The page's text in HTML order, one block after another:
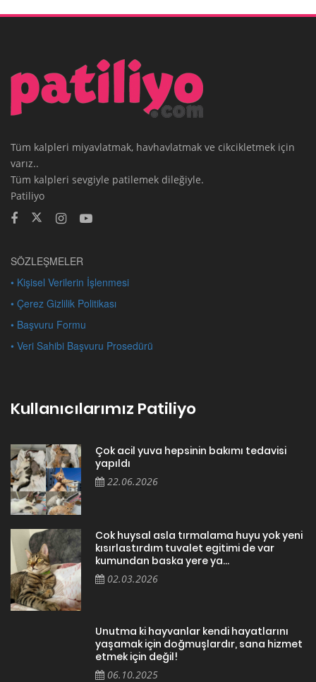
Tüm kalpleri miyavlatmak, havhavlatmak ve cikcikletmek için
varız..
Tüm kalpleri sevgiyle patilemek dileğiyle.
Patiliyo
SÖZLEŞMELER
• Kişisel Verilerin İşlenmesi
• Çerez Gizlilik Politikası
• Başvuru Formu
• Veri Sahibi Başvuru Prosedürü
Kullanıcılarımız Patiliyo
Çok acil yuva hepsinin bakımı tedavisi
yapıldı
22.06.2026
Cok huysal asla tırmalama huyu yok yeni
kısırlastırdım tuvalet egitimi de var
kumundan baska yere ya...
02.03.2026
Unutma ki hayvanlar kendi hayatlarını
yaşamak için doğmuşlardır, sana hizmet
etmek için değil!
06.10.2025